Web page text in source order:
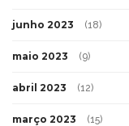
junho 2023 (18)
maio 2023 (9)
abril 2023 (12)
março 2023 (15)